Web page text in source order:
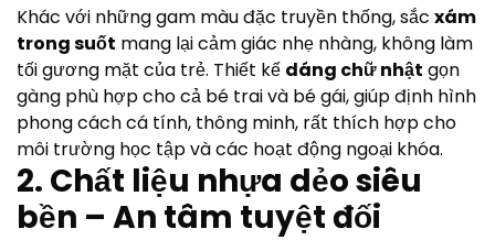
Khác với những gam màu đặc truyền thống, sắc xám
trong suốt mang lại cảm giác nhẹ nhàng, không làm
tối gương mặt của trẻ. Thiết kế dáng chữ nhật gọn
gàng phù hợp cho cả bé trai và bé gái, giúp định hình
phong cách cá tính, thông minh, rất thích hợp cho
môi trường học tập và các hoạt động ngoại khóa.
2. Chất liệu nhựa dẻo siêu
bền – An tâm tuyệt đối